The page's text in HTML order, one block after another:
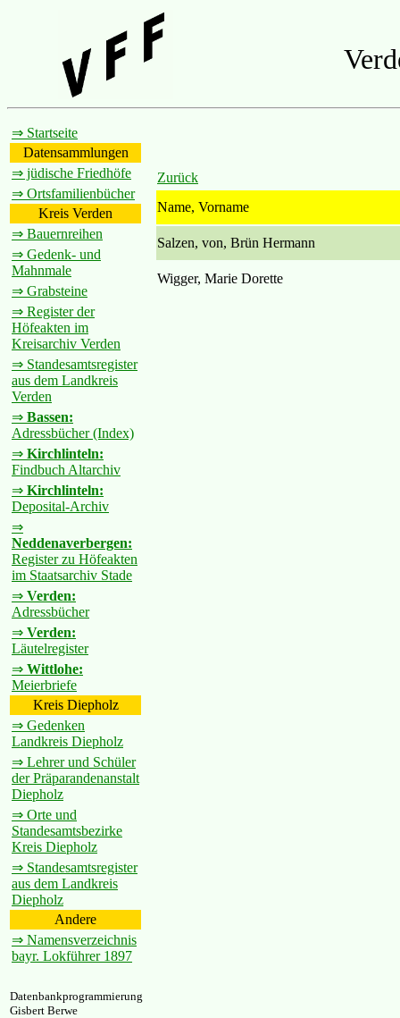
⇒ Startseite
Datensammlungen
⇒ jüdische Friedhöfe
⇒ Ortsfamilienbücher
Kreis Verden
⇒ Bauernreihen
⇒ Gedenk- und
Mahnmale
⇒ Grabsteine
⇒ Register der
Höfeakten im
Kreisarchiv Verden
⇒ Standesamtsregister
aus dem Landkreis
Verden
⇒ Bassen:
Adressbücher (Index)
⇒ Kirchlinteln:
Findbuch Altarchiv
⇒ Kirchlinteln:
Deposital-Archiv
⇒
Neddenaverbergen:
Register zu Höfeakten
im Staatsarchiv Stade
⇒ Verden:
Adressbücher
⇒ Verden:
Läutelregister
⇒ Wittlohe:
Meierbriefe
Kreis Diepholz
⇒ Gedenken
Landkreis Diepholz
⇒ Lehrer und Schüler
der Präparandenanstalt
Diepholz
⇒ Orte und
Standesamtsbezirke
Kreis Diepholz
⇒ Standesamtsregister
aus dem Landkreis
Diepholz
Andere
⇒ Namensverzeichnis
bayr. Lokführer 1897
Zurück
Name, Vorname
Salzen, von, Brün Hermann
Wigger, Marie Dorette
Datenbankprogrammierung
Gisbert Berwe